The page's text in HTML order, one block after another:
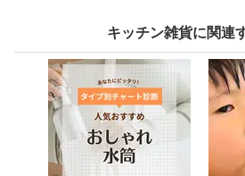
キッチン雑貨に関連